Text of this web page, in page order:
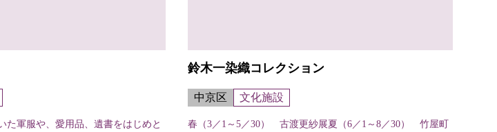
た軍服や、愛用品、遺書をはじめと
鈴木一染織コレクション
中京区 文化施設
春（3／1～5／30） 古渡更紗展夏（6／1～8／30） 竹屋町